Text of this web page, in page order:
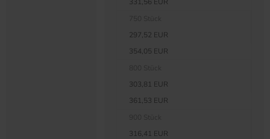
297,52 EUR
354,05 EUR
303,81 EUR
361,53 EUR
316,41 EUR